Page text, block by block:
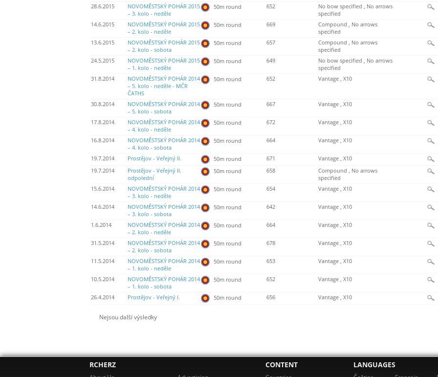
28.6.2015
NOVOMĚSTSKÝ POHÁR 2015
– 3. kolo - neděle
50m round 652
No bow specified , No arrows
specified
14.6.2015
NOVOMĚSTSKÝ POHÁR 2015
– 2. kolo - neděle
50m round 669
Compound , No arrows
specified
13.6.2015
NOVOMĚSTSKÝ POHÁR 2015
– 2. kolo - sobota
50m round 657
Compound , No arrows
specified
24.5.2015
NOVOMĚSTSKÝ POHÁR 2015
– 1. kolo - neděle
50m round 649
No bow specified , No arrows
specified
31.8.2014
NOVOMĚSTSKÝ POHÁR 2014
– 5. kolo - neděle - MČR
ČATHS
50m round 652 Vantage , X10
30.8.2014
NOVOMĚSTSKÝ POHÁR 2014
– 5. kolo - sobota
50m round 667 Vantage , X10
17.8.2014
NOVOMĚSTSKÝ POHÁR 2014
– 4. kolo - neděle
50m round 672 Vantage , X10
16.8.2014
NOVOMĚSTSKÝ POHÁR 2014
– 4. kolo - sobota
50m round 664 Vantage , X10
19.7.2014 Prostějov - Veřejný II. 50m round 671
Vantage , X10
19.7.2014
Prostějov - Veřejný II.
odpolední
50m round 658
Compound , No arrows
specified
15.6.2014
NOVOMĚSTSKÝ POHÁR 2014
– 3. kolo - neděle
50m round 654 Vantage , X10
14.6.2014
NOVOMĚSTSKÝ POHÁR 2014
– 3. kolo - sobota
50m round 642 Vantage , X10
1.6.2014
NOVOMĚSTSKÝ POHÁR 2014
– 2. kolo - neděle
50m round 664 Vantage , X10
31.5.2014
NOVOMĚSTSKÝ POHÁR 2014
– 2. kolo - sobota
50m round 678 Vantage , X10
11.5.2014
NOVOMĚSTSKÝ POHÁR 2014
– 1. kolo - neděle
50m round 653 Vantage , X10
10.5.2014
NOVOMĚSTSKÝ POHÁR 2014
– 1. kolo - sobota
50m round 652 Vantage , X10
26.4.2014 Prostějov - Veřejný I. 50m round 656 Vantage , X10
Nejsou další výsledky
RCHERZ CONTENT LANGUAGES